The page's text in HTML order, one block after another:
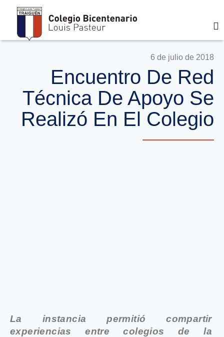
6 de julio de 2018
Encuentro De Red
Técnica De Apoyo Se
Realizó En El Colegio
La instancia permitió compartir
experiencias entre colegios de la